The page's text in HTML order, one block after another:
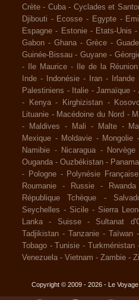
Crète - Cuba - Cyclades et
Djibouti - Ecosse - Egypte -
Espagne - Estonie - Etats-Unis -
Gabon - Ghana - Grèce -
Guinée-Bissau - Guyane -
-
Ile Maurice - Ile de la Réunion
Inde - Indonésie - Iran - Irlande
Palestiniens - Italie - Jamaïque -
-
Kenya - Kirghizistan -
Lituanie - Macédoine du Nord -
-
Maldives - Mali - Malte -
Mexique - Moldavie - Mongolie -
Namibie - Nicaragua - Norvège
Ouganda -Ouzbékistan - Panama
-
Pologne - Polynésie Française
Roumanie
- Russie - Rwanda
République Tchèque
-
Seychelles - Sicile - Sierra
Lanka
- Suisse - Sultanat
Tadjikistan - Tanzanie - Taïwan -
Tobago - Tunisie - Turkménistan
Venezuela - Vietnam - Zambie -
Copyright © 2009 - 2026 - Le